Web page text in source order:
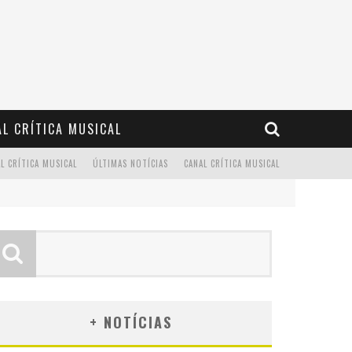
CRÍTICA MUSICAL
CANAL CRÍTICA MUSICAL
ÚLTIMAS NOTÍCIAS
CRÍTICA MUSICAL
+ NOTÍCIAS